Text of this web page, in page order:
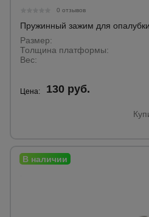
0 отзывов
Пружинный зажим для
Размер:
Толщина платформы:
Вес:
Цена: 130 руб.